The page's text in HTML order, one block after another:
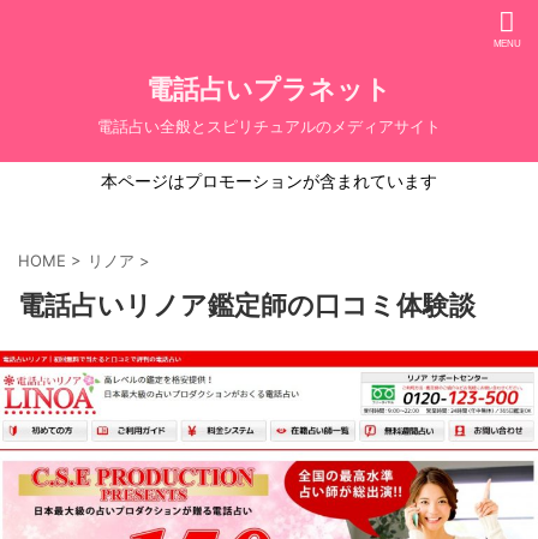
電話占いプラネット
電話占い全般とスピリチュアルのメディアサイト
本ページはプロモーションが含まれています
HOME > リノア >
電話占いリノア鑑定師の口コミ体験談